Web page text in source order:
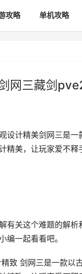
攻略 单机攻略
网三藏剑
设计精美剑网三是
精美，让玩家爱不
有关这个难题的解
编一起看看吧。
致 剑网三是一款以